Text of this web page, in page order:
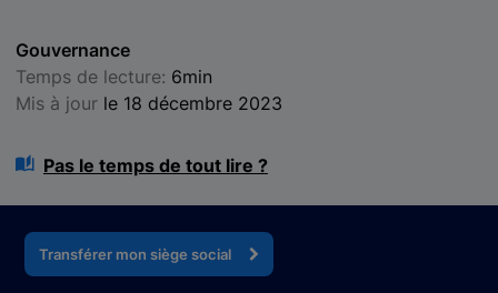
Gouvernance
Temps de lecture: 6min
Mis à jour le 18 décembre 2023
Pas le temps de tout lire ?
Transférer mon siège social